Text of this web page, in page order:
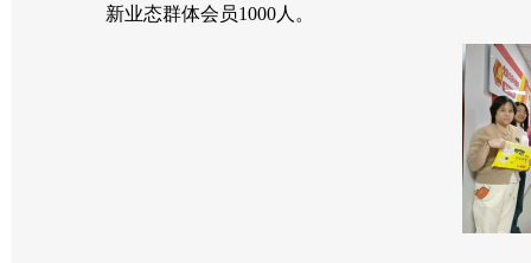
新业态群体会员1000人 。